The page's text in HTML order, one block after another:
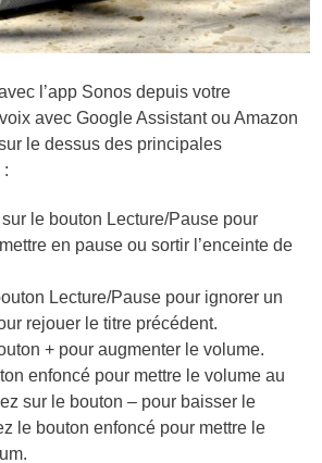
l’app Sonos depuis votre
avec Google Assistant ou Amazon
le dessus des principales
:
le bouton Lecture/Pause pour
en pause ou sortir l’enceinte de
Lecture/Pause pour ignorer un
rejouer le titre précédent.
+ pour augmenter le volume.
enfoncé pour mettre le volume au
sur le bouton – pour baisser le
le bouton enfoncé pour mettre le